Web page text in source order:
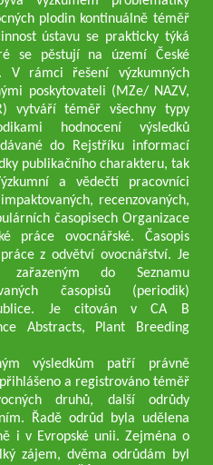
plodin kontinuálně téměř
ústavu se prakticky týká
se pěstují na území České
V rámci řešení výzkumných
poskytovateli (MZe/ NAZV,
vytváří téměř všechny typy
hodnocení výsledků
do Rejstříku informací
publikačního charakteru, tak
a vědečtí pracovníci
recenzovaných,
časopisech Organizace
ovocnářské. Časopis
z odvětví ovocnářství. Je
zařazeným do Seznamu
časopisů (periodik)
Je citován v CA B
Abstracts, Plant Breeding
výsledkům patří právně
a registrováno téměř
druhů, další odrůdy
Řadě odrůd byla udělena
i v Evropské unii. Zejména o
zájem, dvěma odrůdám byl